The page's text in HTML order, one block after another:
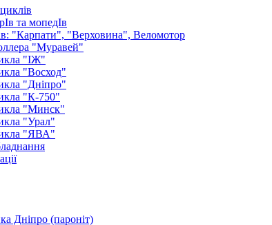
та мопедІв
"Карпати", "Верховина", Веломотор
"Муравей"
"ІЖ"
"Восход"
"Дніпро"
"К-750"
"Минск"
"Урал"
"ЯВА"